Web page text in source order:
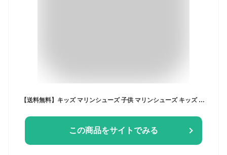
【送料無料】キッズ マリンシューズ 子供 マリンシューズ キッズ ウォーターシューズ 子供 ウォーターシューズ キッズ アクアシューズ 子供 アクアシューズ キッズ ビーチシューズ 子供 ビーチシューズ キッズ サンダル 水遊び 子供 靴 海 川遊び シューズ キッズ
この商品をサイトでみる